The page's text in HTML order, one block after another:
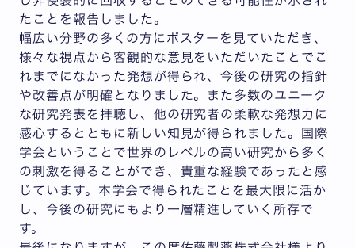
たことを報告しました。
幅広い分野の多くの方にポスターを見ていただき、
様々な視点から客観的な意見をいただいたことでこ
れまでになかった発想が得られ、今後の研究の指針
や改善点が明確となりました。また多数のユニーク
な研究発表を拝聴し、他の研究者の柔軟な発想力に
感心するとともに新しい知見が得られました。国際
学会ということで世界のレベルの高い研究から多く
の刺激を得ることができ、貴重な経験であったと感
じています。本学会で得られたことを最大限に活か
し、今後の研究にもより一層精進していく所存で
す。